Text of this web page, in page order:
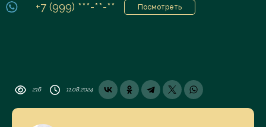
+7 (999) ***-**-**
Посмотреть
216 11.08.2024